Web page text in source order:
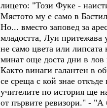
лицето: "Този Фуке -
Мястото му е само в
Но... вместо заповед за
младостта, Луи притежава
не само цвета или
минат още доста дни в лов
Както винаги галантен в
се среща с кой знае
учителите по история ще
от първите ревизори." -